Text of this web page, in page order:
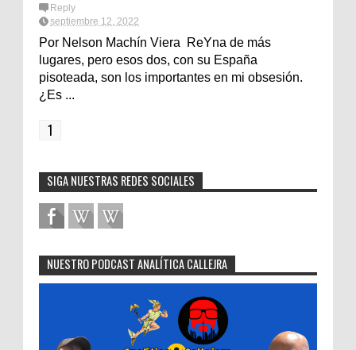
Reply
septiembre 12, 2022
Por Nelson Machín Viera ReYna de más
lugares, pero esos dos, con su España
pisoteada, son los importantes en mi obsesión.
¿Es ...
1
SIGA NUESTRAS REDES SOCIALES
NUESTRO PODCAST ANALÍTICA CALLEJRA